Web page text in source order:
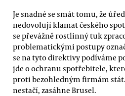
Je snadné se smát tomu, že
nedovolují klamat českého
se převážně rostlinný tuk
problematickými postupy
se na tyto direktivy podíváme
jde o ochranu spotřebitele,
proti bezohledným firmám
nestačí, zasáhne Brusel.